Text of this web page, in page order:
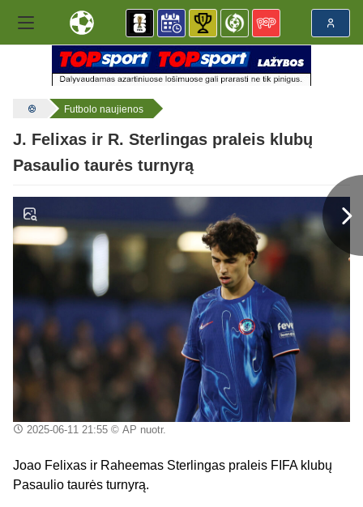
Futbolo naujienos
J. Felixas ir R. Sterlingas praleis klubų
Pasaulio taurės turnyrą
2025-06-11 21:55© AP nuotr.
Joao Felixas ir Raheemas Sterlingas praleis FIFA klubų
Pasaulio taurės turnyrą.